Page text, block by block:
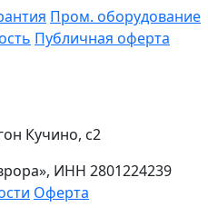
Пром. оборудование
Публичная оферта
Кучино, с2
ИНН 2801224239
Оферта